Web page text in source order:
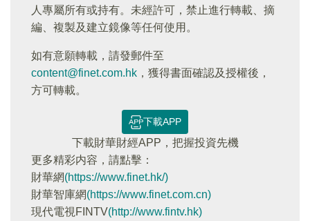
人專屬所有或持有。未經許可，禁止進行轉載、摘
編、複製及建立鏡像等任何使用。
如有意願轉載，請發郵件至
content@finet.com.hk ，獲得書面確認及授權後，
方可轉載。
下載APP
下載財華財經APP，把握投資先機
更多精彩内容，請點擊：
財華網(https://www.finet.hk/)
財華智庫網(https://www.finet.com.cn)
現代電視FINTV(http://www.fintv.hk)